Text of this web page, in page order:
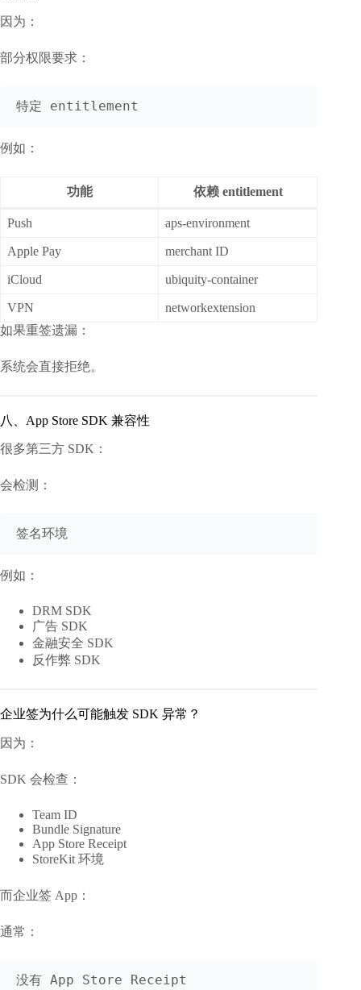
因为：
部分权限要求：
例如：
功能 依赖 entitlement
Push aps-environment
Apple Pay merchant ID
iCloud ubiquity-container
VPN
networkextension
如果重签遗漏：
系统会直接拒绝。
八、App Store SDK 兼容性
很多第三方 SDK：
会检测：
例如：
DRM SDK
广告 SDK
金融安全 SDK
反作弊 SDK
企业签为什么可能触发 SDK 异常？
因为：
SDK 会检查：
Team ID
Bundle Signature
App Store Receipt
StoreKit 环境
而企业签 App：
通常：